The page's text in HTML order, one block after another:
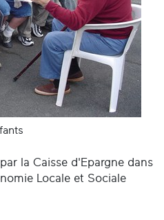
la Caisse d'Epargne dans
Locale et Sociale